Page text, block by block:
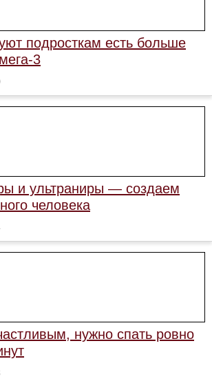
подросткам есть больше
3
и ультраниры — создаем
человека
нужно спать ровно